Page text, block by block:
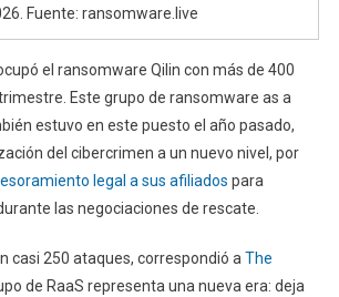
Fuente: ransomware.live
el ransomware Qilin con más de 400
Este grupo de ransomware as a
estuvo en este puesto el año pasado,
del cibercrimen a un nuevo nivel, por
legal a sus afiliados para
las negociaciones de rescate.
casi 250 ataques, correspondió a The
de RaaS representa una nueva era: deja